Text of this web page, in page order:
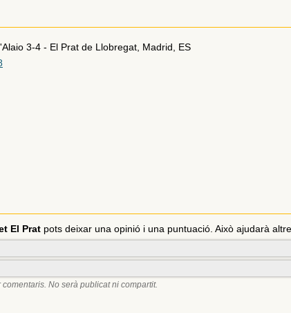
3-4 - El Prat de Llobregat Madrid
ES
El Prat pots deixar una opinió i una puntuació. Això ajudarà
No serà publicat ni compartit.